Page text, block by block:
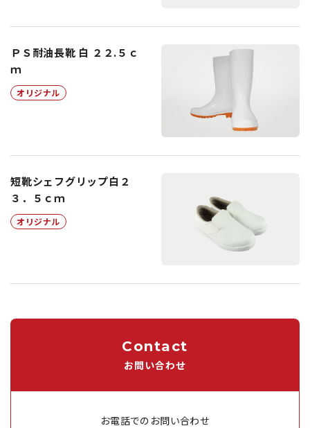
ＰＳ耐油長靴 白 ２２.５ｃ
ｍ
オリジナル
短靴シェフグリップ白２
３．５ｃｍ
オリジナル
Contact
お問い合わせ
お電話でのお問い合わせ